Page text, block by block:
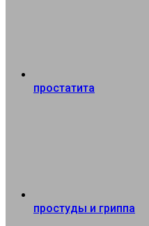
простатита
простуды и гриппа